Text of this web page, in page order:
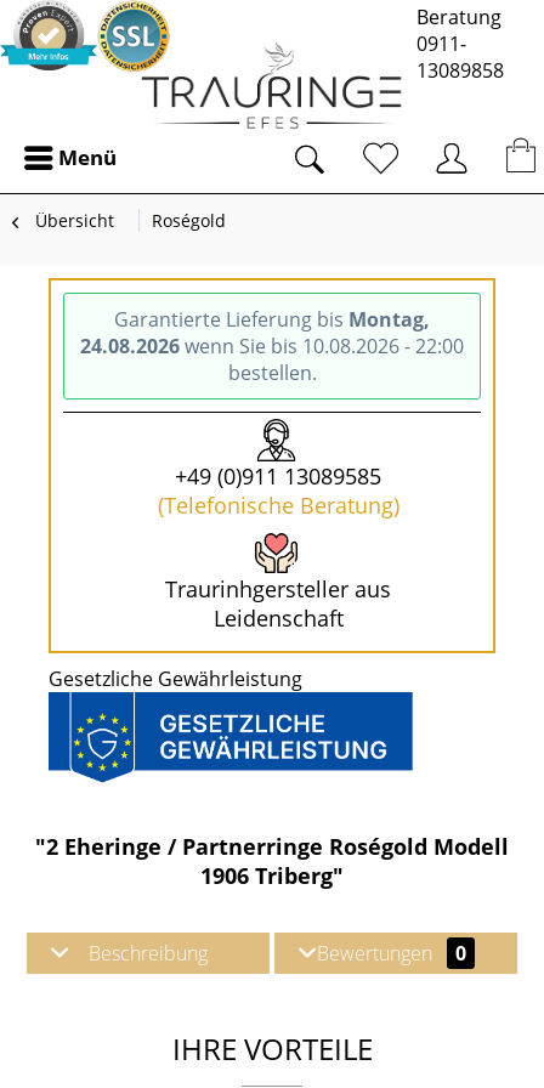
Beratung
0911-
13089858
Menü
Übersicht Roségold
Garantierte Lieferung bis Montag,
24.08.2026wenn Sie bis 10.08.2026 - 22:00
bestellen.
+49 (0)911 13089585
(Telefonische Beratung)
Traurinhgersteller aus
Leidenschaft
Gesetzliche Gewährleistung
"2 Eheringe / Partnerringe Roségold Modell
1906 Triberg"
Beschreibung Bewertungen 0
IHRE VORTEILE